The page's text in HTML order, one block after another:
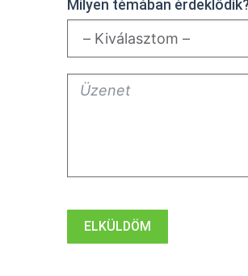
Milyen témában
ELKÜLDÖM